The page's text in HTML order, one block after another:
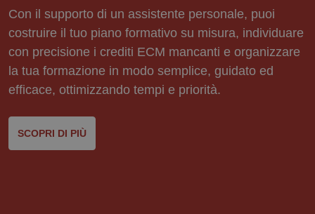
Con il supporto di un assistente personale, puoi
costruire il tuo piano formativo su misura, individuare
con precisione i crediti ECM mancanti e organizzare
la tua formazione in modo semplice, guidato ed
efficace, ottimizzando tempi e priorità.
SCOPRI DI PIÙ